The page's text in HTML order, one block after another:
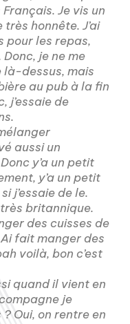
Je vis un
honnête. J’ai
pour les repas,
je ne me
là-dessus, mais
au pub à la fin
j’essaie de
aussi un
y’a un petit
y’a un petit
j’essaie de le.
britannique.
des cuisses de
fait manger des
voilà, bon c’est
quand il vient en
je
Oui, on rentre en